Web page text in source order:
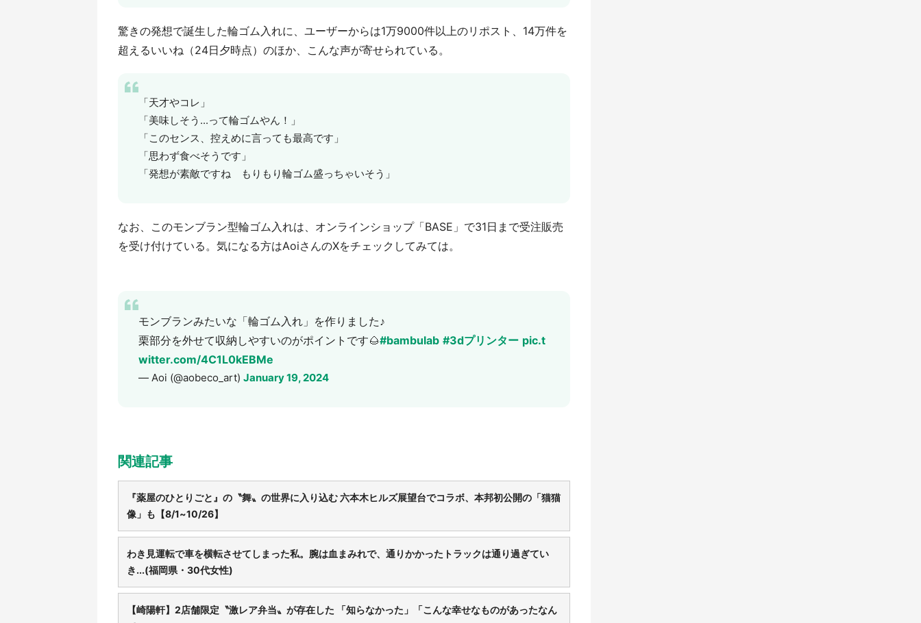
驚きの発想で誕生した輪ゴム入れに、ユーザーからは1万9000件以上のリポスト、14万件を
超えるいいね（24日夕時点）のほか、こんな声が寄せられている。
「天才やコレ」
「美味しそう...って輪ゴムやん！」
「このセンス、控えめに言っても最高です」
「思わず食べそうです」
「発想が素敵ですね もりもり輪ゴム盛っちゃいそう」
なお、このモンブラン型輪ゴム入れは、オンラインショップ「BASE」で31日まで受注販売
を受け付けている。気になる方はAoiさんのXをチェックしてみては。
モンブランみたいな「輪ゴム入れ」を作りました♪
栗部分を外せて収納しやすいのがポイントです🌰#bambulab #3dプリンター pic.t
witter.com/4C1L0kEBMe
— Aoi (@aobeco_art) January 19, 2024
関連記事
『薬屋のひとりごと』の〝舞〟の世界に入り込む 六本木ヒルズ展望台でコラボ、本邦初公開の「猫猫
像」も【8/1~10/26】
わき見運転で車を横転させてしまった私。腕は血まみれで、通りかかったトラックは通り過ぎてい
き...(福岡県・30代女性)
【崎陽軒】2店舗限定〝激レア弁当〟が存在した 「知らなかった」「こんな幸せなものがあったなん